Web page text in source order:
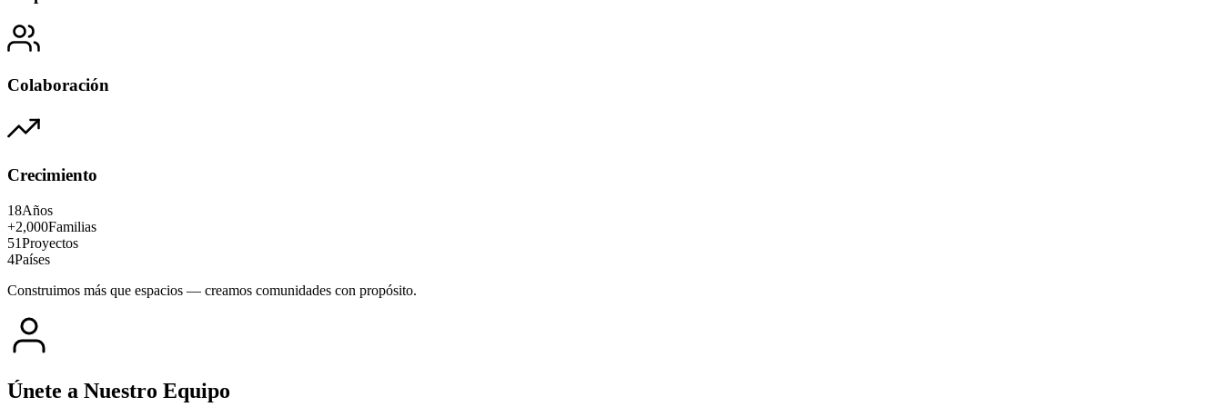
Colaboración
Crecimiento
18Años
+2,000Familias
51Proyectos
4Países
Construimos más que espacios — creamos comunidades con propósito.
Únete a Nuestro Equipo